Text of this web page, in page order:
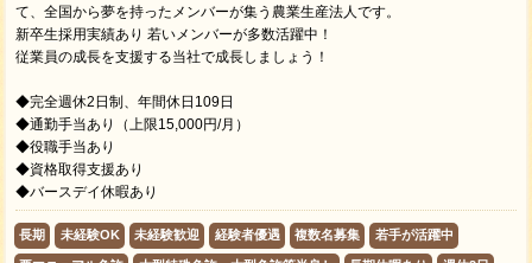
て、全国から夢を持ったメンバーが集う農業生産法人です。
新卒生採用実績あり 若いメンバーが多数活躍中！
従業員の成長を支援する当社で成長しましょう！
◆完全週休2日制、年間休日109日
◆通勤手当あり（上限15,000円/月）
◆役職手当あり
◆資格取得支援あり
◆バースデイ休暇あり
長期 未経験OK 未経験歓迎 経験者優遇 複数名募集 若手が活躍中